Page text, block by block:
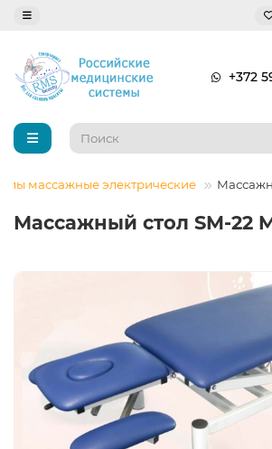
+372
массажные электрические
Массажный стол SM-22